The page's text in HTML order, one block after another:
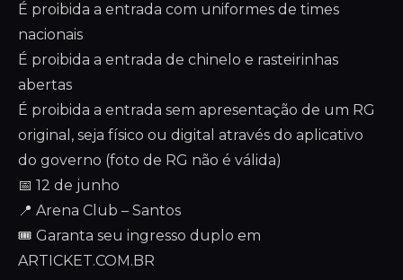
É proibida a entrada com uniformes de times
nacionais
É proibida a entrada de chinelo e rasteirinhas
abertas
É proibida a entrada sem apresentação de um RG
original, seja físico ou digital através do aplicativo
do governo (foto de RG não é válida)
📅 12 de junho
📍 Arena Club – Santos
🎟️ Garanta seu ingresso duplo em
ARTICKET.COM.BR